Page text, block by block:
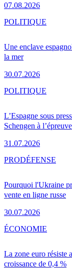
07.08.2026
Une enclave
la mer
30.07.2026
POLITIQUE
L’Espagne sous
Schengen à l’épreuve
31.07.2026
POLITIQUE
Pourquoi l'Ukraine
vente en ligne russe
30.07.2026
PRODÉFENSE
La zone euro résiste
croissance de 0,4 %
ÉCONOMIE